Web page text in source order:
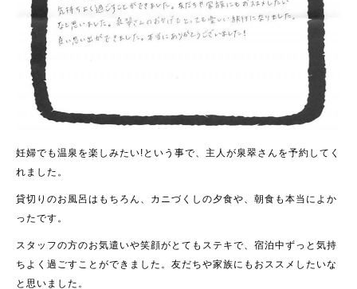
妊婦でも温泉を楽しみたい!という事で、主人が泉翠さんを予約してく
れました。
貸切りのお風呂はもちろん、カニづくしの夕食や、朝食も本当によか
ったです。
スタッフの方のお気遣いや笑顔がとてもステキで、宿泊中ずっと気持
ちよく過ごすことができました。友だちや家族にもおススメしたいな
と思いました。